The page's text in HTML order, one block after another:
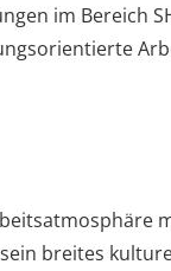
im Bereich
breites